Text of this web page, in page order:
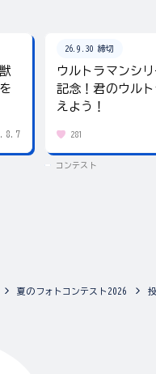
26.9.30 締切
ウルトラマンシ
記念！君のウル
えよう！
281
コンテスト
夏のフォトコンテスト2026